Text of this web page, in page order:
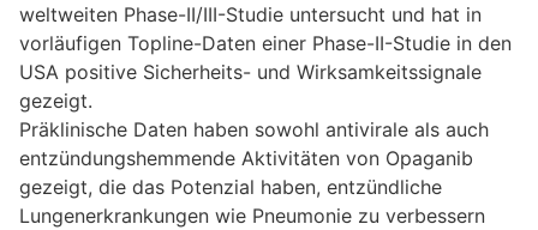
weltweiten Phase-II/III-Studie untersucht und hat in
vorläufigen Topline-Daten einer Phase-II-Studie in den
USA positive Sicherheits- und Wirksamkeitssignale
gezeigt.
Präklinische Daten haben sowohl antivirale als auch
entzündungshemmende Aktivitäten von Opaganib
gezeigt, die das Potenzial haben, entzündliche
Lungenerkrankungen wie Pneumonie zu verbessern